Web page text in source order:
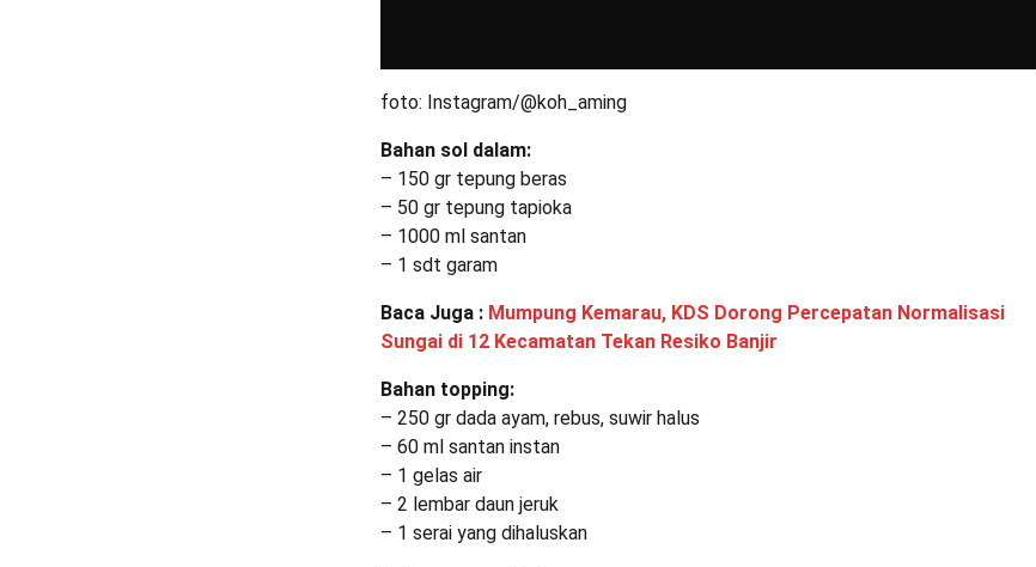
foto: Instagram/@koh_aming
Bahan sol dalam:
– 150 gr tepung beras
– 50 gr tepung tapioka
– 1000 ml santan
– 1 sdt garam
Baca Juga : Mumpung Kemarau, KDS Dorong Percepatan Normalisasi
Sungai di 12 Kecamatan Tekan Resiko Banjir
Bahan topping:
– 250 gr dada ayam, rebus, suwir halus
– 60 ml santan instan
– 1 gelas air
– 2 lembar daun jeruk
– 1 serai yang dihaluskan